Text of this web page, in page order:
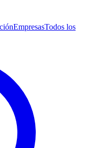
EmpresasTodos los